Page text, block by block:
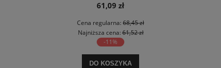
61,09 zł
Cena regularna: 68,45 zł
Najniższa cena:61,52 zł
-11%
DO KOSZYKA